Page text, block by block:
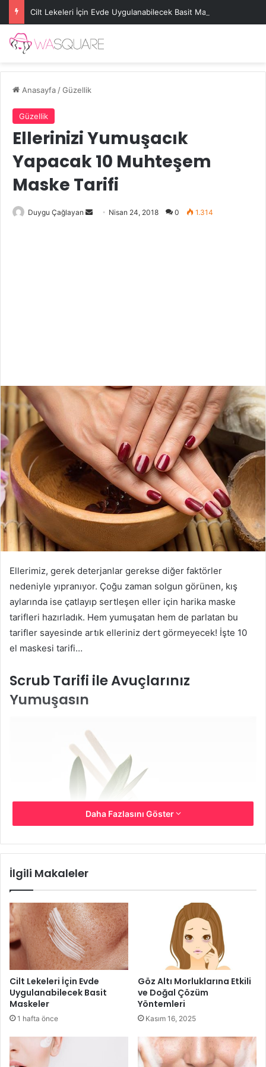
Cilt Lekeleri İçin Evde Uygulanabilecek Basit Maskeler
Anasayfa/Güzellik
Güzellik
Ellerinizi Yumuşacık
Yapacak 10 Muhteşem
Maske Tarifi
Duygu Çağlayan
Bir
Nisan 24, 2018 0 1.314
Ellerimiz, gerek deterjanlar gerekse diğer faktörler
nedeniyle yıpranıyor. Çoğu zaman solgun görünen, kış
aylarında ise çatlayıp sertleşen eller için harika maske
tarifleri hazırladık. Hem yumuşatan hem de parlatan bu
tarifler sayesinde artık elleriniz dert görmeyecek! İşte 10
el maskesi tarifi…
Scrub Tarifi ile Avuçlarınız
Yumuşasın
Malzemeler
1 yemek kaşığı şeker,
1 Yemek Kaşığı Zeytinyağı
Daha Fazlasını Göster
İlgili Makaleler
Cilt Lekeleri İçin Evde
Uygulanabilecek Basit
Maskeler
1 hafta önce
Göz Altı Morluklarına Etkili
ve Doğal Çözüm
Yöntemleri
Kasım 16, 2025